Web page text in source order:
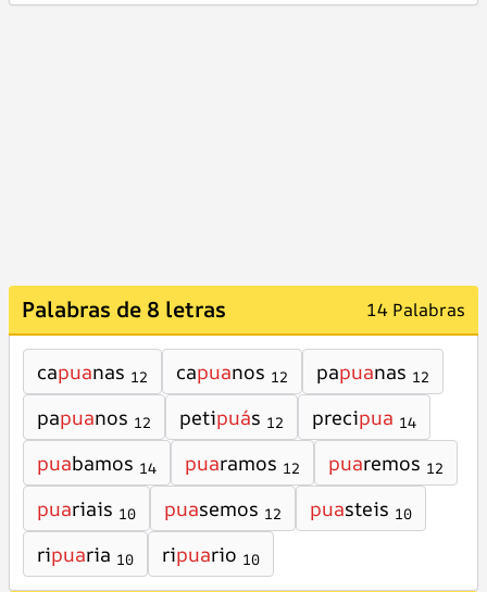
Palabras de 8 letras 14 Palabras
capuanas 12 capuanos 12 papuanas 12
papuanos 12 petipuás 12 precipua 14
puabamos 14 puaramos 12 puaremos 12
puariais 10 puasemos 12 puasteis 10
ripuaria 10 ripuario 10